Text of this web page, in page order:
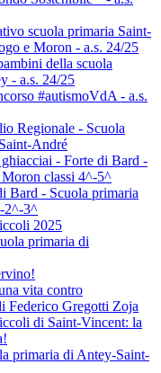
scuola primaria Saint-
e Moron - a.s. 24/25
della scuola
- a.s. 24/25
#autismoVdA - a.s.
Regionale - Scuola
André
- Forte di Bard -
classi 4^-5^
Bard - Scuola primaria
2^-3^
2025
primaria di
vita contro
Federico Gregotti Zoja
di Saint-Vincent: la
primaria di Antey-Saint-